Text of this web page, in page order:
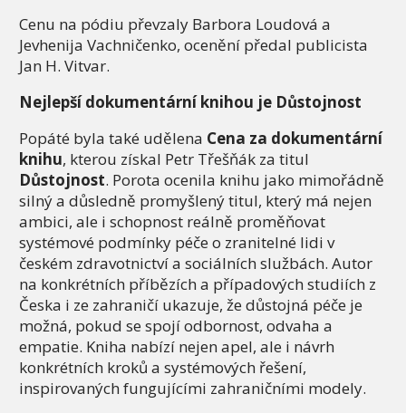
Cenu na pódiu převzaly Barbora Loudová a
Jevhenija Vachničenko, ocenění předal publicista
Jan H. Vitvar.
Nejlepší dokumentární knihou je Důstojnost
Popáté byla také udělena Cena za dokumentární
knihu, kterou získal Petr Třešňák za titul
Důstojnost. Porota ocenila knihu jako mimořádně
silný a důsledně promyšlený titul, který má nejen
ambici, ale i schopnost reálně proměňovat
systémové podmínky péče o zranitelné lidi v
českém zdravotnictví a sociálních službách. Autor
na konkrétních příbězích a případových studiích z
Česka i ze zahraničí ukazuje, že důstojná péče je
možná, pokud se spojí odbornost, odvaha a
empatie. Kniha nabízí nejen apel, ale i návrh
konkrétních kroků a systémových řešení,
inspirovaných fungujícími zahraničními modely.